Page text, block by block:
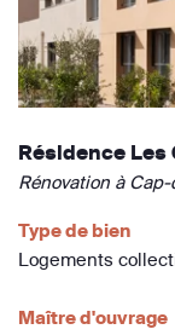
Résidence
Rénovation à
Type de bien
Logements
Maître d'ouvrage